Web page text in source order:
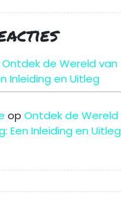
Ontdek de Wereld van
Inleiding en Uitleg
op Ontdek de Wereld
Een Inleiding en Uitleg